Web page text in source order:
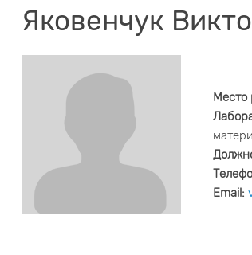
Яковенчук
Место
Email: